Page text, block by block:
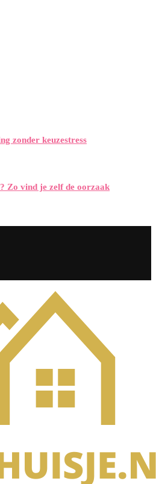
zonder keuzestress
Zo vind je zelf de oorzaak